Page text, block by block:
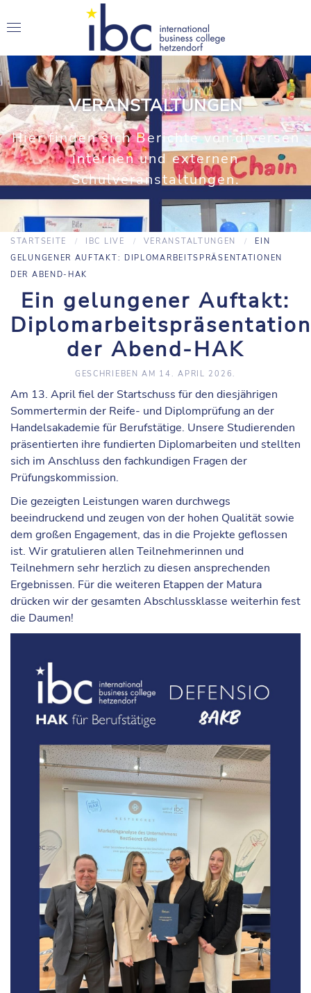
VERANSTALTUNGEN
Hier finden sich Berichte von diversen
internen und externen
Schulveranstaltungen.
STARTSEITE IBC LIVE VERANSTALTUNGEN
EIN
GELUNGENER AUFTAKT: DIPLOMARBEITSPRÄSENTATIONEN
DER ABEND-HAK
Ein gelungener Auftakt:
der Abend-HAK
GESCHRIEBEN AM 14. APRIL 2026.
Am 13. April fiel der Startschuss für den diesjährigen
Sommertermin der Reife- und Diplomprüfung an der
Handelsakademie für Berufstätige. Unsere Studierenden
präsentierten ihre fundierten Diplomarbeiten und stellten
sich im Anschluss den fachkundigen Fragen der
Prüfungskommission.
Die gezeigten Leistungen waren durchwegs
beeindruckend und zeugen von der hohen Qualität sowie
dem großen Engagement, das in die Projekte geflossen
ist. Wir gratulieren allen Teilnehmerinnen und
Teilnehmern sehr herzlich zu diesen ansprechenden
Ergebnissen. Für die weiteren Etappen der Matura
drücken wir der gesamten Abschlussklasse weiterhin fest
die Daumen!